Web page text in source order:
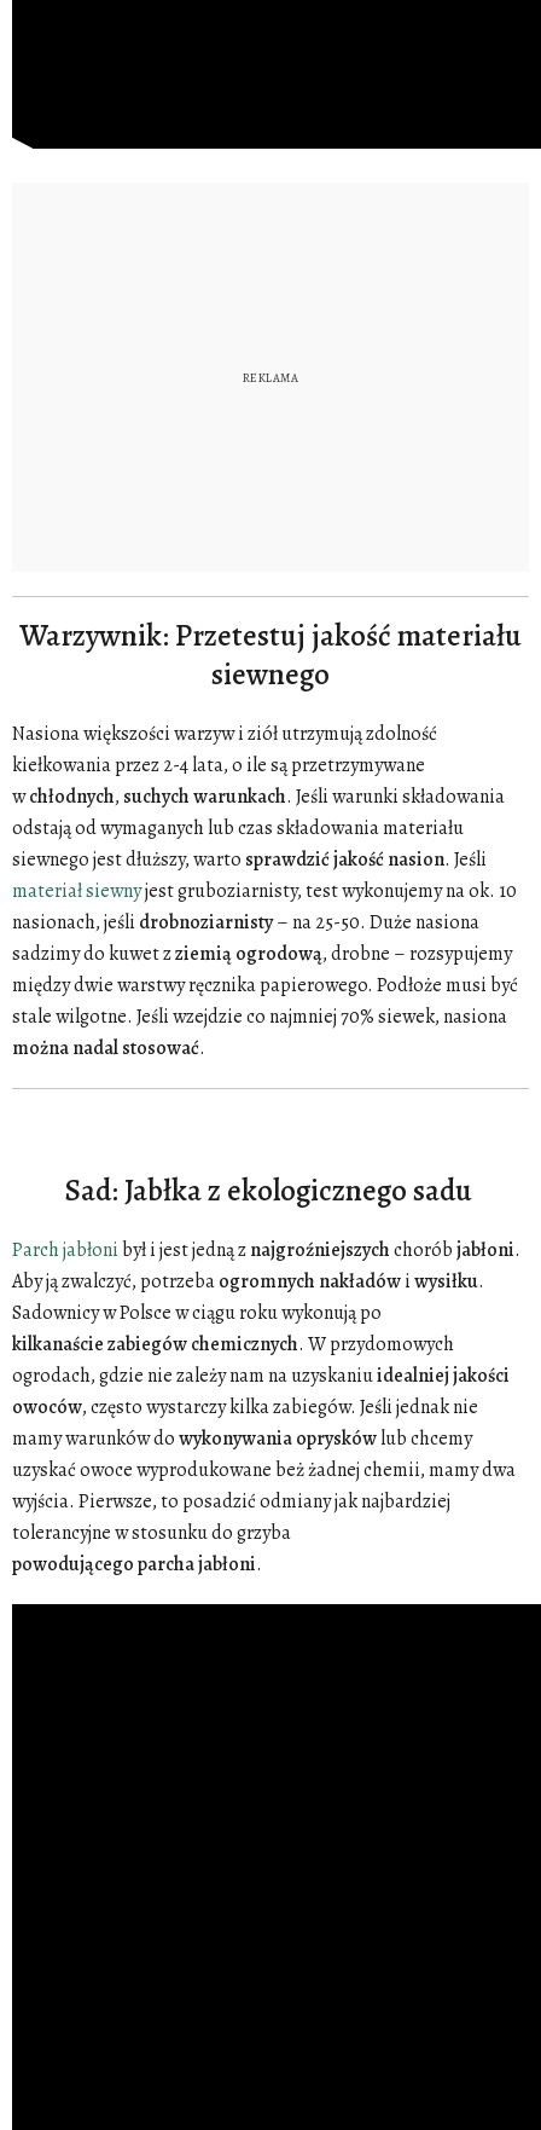
Warzywnik: Przetestuj jakość materiału
siewnego
Nasiona większości warzyw i ziół utrzymują zdolność
kiełkowania przez 2-4 lata, o ile są przetrzymywane
wchłodnych, suchych warunkach. Jeśli warunki składowania
odstają od wymaganych lub czas składowania materiału
siewnego jest dłuższy, warto sprawdzićjakośćnasion. Jeśli
materiał siewnyjest gruboziarnisty, test wykonujemy na ok. 10
nasionach, jeśli drobnoziarnisty– na 25-50. Duże nasiona
sadzimy do kuwet zziemią ogrodową, drobne – rozsypujemy
między dwie warstwy ręcznika papierowego. Podłoże musi być
stale wilgotne. Jeśli wzejdzie co najmniej 70% siewek, nasiona
możnanadalstosować.
Sad: Jabłka z ekologicznego sadu
Parch jabłonibył i jest jedną znajgroźniejszychchoróbjabłoni.
Aby ją zwalczyć, potrzebaogromnych nakładówiwysiłku.
Sadownicy w Polsce w ciągu roku wykonują po
kilkanaściezabiegówchemicznych. W przydomowych
ogrodach, gdzie nie zależy nam na uzyskaniuidealniejjakości
owoców, często wystarczy kilka zabiegów. Jeśli jednak nie
mamy warunków dowykonywaniaopryskówlub chcemy
uzyskać owoce wyprodukowane beż żadnej chemii, mamy dwa
wyjścia. Pierwsze, to posadzić odmiany jak najbardziej
tolerancyjne w stosunku do grzyba
powodującegoparchajabłoni.